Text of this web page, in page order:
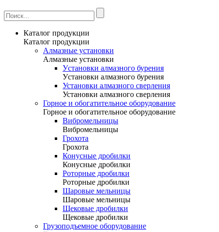
Каталог продукции
Каталог продукции
Алмазные установки
Алмазные установки
Уcтановки алмазного бурения
Уcтановки алмазного бурения
Установки алмазного сверления
Установки алмазного сверления
Горное и обогатительное оборудование
Горное и обогатительное оборудование
Вибромельницы
Вибромельницы
Грохота
Грохота
Конусные дробилки
Конусные дробилки
Роторные дробилки
Роторные дробилки
Шаровые мельницы
Шаровые мельницы
Щековые дробилки
Щековые дробилки
Грузоподъемное оборудование